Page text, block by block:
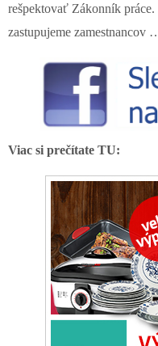
rešpektovať Zákonník
zastupujeme zamestnancov
Viac si prečítate TU: